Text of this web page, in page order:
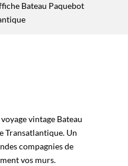
Bateau Paquebot
vintage Bateau
Transatlantique. Un
compagnies de
vos murs.